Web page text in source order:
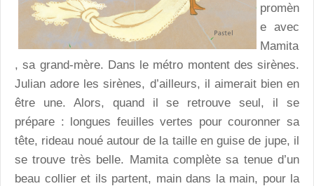
promèn
e avec
Mamita
, sa grand-mère. Dans le métro montent des sirènes.
Julian adore les sirènes, d’ailleurs, il aimerait bien en
être une. Alors, quand il se retrouve seul, il se
prépare : longues feuilles vertes pour couronner sa
tête, rideau noué autour de la taille en guise de jupe, il
se trouve très belle. Mamita complète sa tenue d’un
beau collier et ils partent, main dans la main, pour la